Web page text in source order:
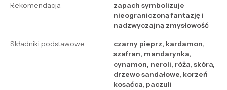
Rekomendacja
zapach symbolizuje
nieograniczoną fantazję i
nadzwyczajną zmysłowość
Składniki podstawowe
czarny pieprz, kardamon,
szafran, mandarynka,
cynamon, neroli, róża, skóra,
drzewo sandałowe, korzeń
kosaćca, paczuli